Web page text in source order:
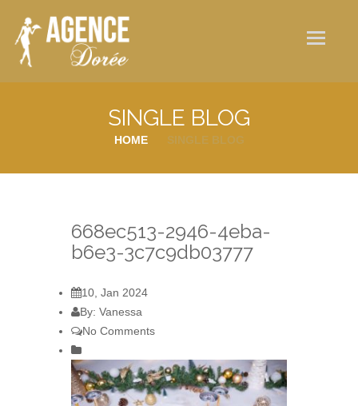
Qui sommes-nous ?
Nos services
SINGLE BLOG
HOME SINGLE BLOG
668ec513-2946-4eba-
b6e3-3c7c9db03777
10, Jan 2024
By: Vanessa
No Comments